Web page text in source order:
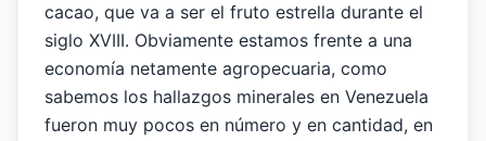
cacao, que va a ser el fruto estrella durante el
siglo XVIII. Obviamente estamos frente a una
economía netamente agropecuaria, como
sabemos los hallazgos minerales en Venezuela
fueron muy pocos en número y en cantidad, en